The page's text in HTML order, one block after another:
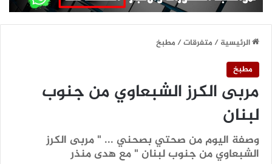
الرئيسية/متفرقات/مطبخ
مطبخ
مربى الكرز الشبعاوي من جنوب
لبنان
وصفة اليوم من صحتي بصحني ... " مربى الكرز
الشبعاوي من جنوب لبنان " مع هدى منذر